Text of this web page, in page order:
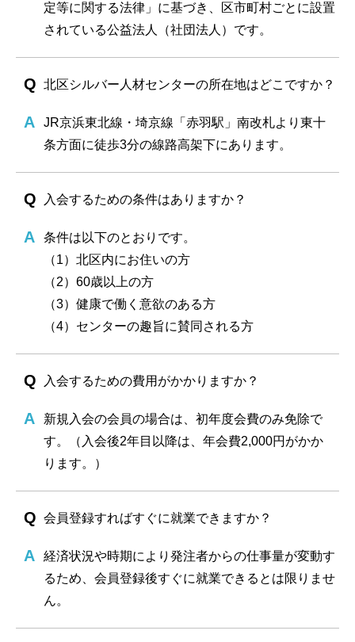
定等に関する法律」に基づき、区市町村ごとに設置
されている公益法人（社団法人）です。
北区シルバー人材センターの所在地はどこですか？
JR京浜東北線・埼京線「赤羽駅」南改札より東十
条方面に徒歩3分の線路高架下にあります。
入会するための条件はありますか？
条件は以下のとおりです。
（1）北区内にお住いの方
（2）60歳以上の方
（3）健康で働く意欲のある方
（4）センターの趣旨に賛同される方
入会するための費用がかかりますか？
新規入会の会員の場合は、初年度会費のみ免除で
す。（入会後2年目以降は、年会費2,000円がかか
ります。）
会員登録すればすぐに就業できますか？
経済状況や時期により発注者からの仕事量が変動す
るため、会員登録後すぐに就業できるとは限りませ
ん。